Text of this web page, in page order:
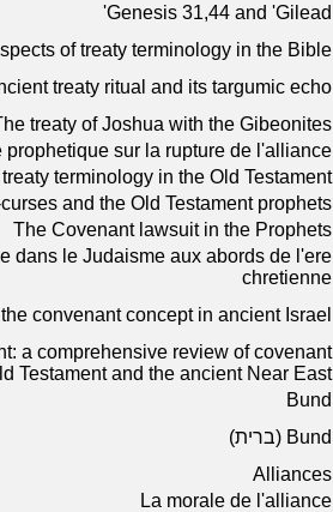
Genesis 31,44 and 'Gilead'
of treaty terminology in the Bible
treaty ritual and its targumic echo
treaty of Joshua with the Gibeonites
prophetique sur la rupture de l'alliance
terminology in the Old Testament
and the Old Testament prophets
The Covenant lawsuit in the Prophets
dans le Judaisme aux abords de l'ere
chretienne
convenant concept in ancient Israel
a comprehensive review of covenant
Testament and the ancient Near East
Bund
Bund (ברית)
Alliances
La morale de l'alliance